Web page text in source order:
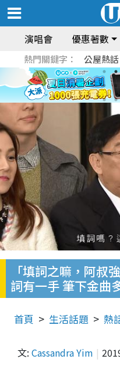
演唱會 優惠著數
熱門關鍵字： 公屋熱話
「填詞之嘛，阿
詞有一手 筆下金曲
首頁 生活話題 熱
文: Cassandra Yim